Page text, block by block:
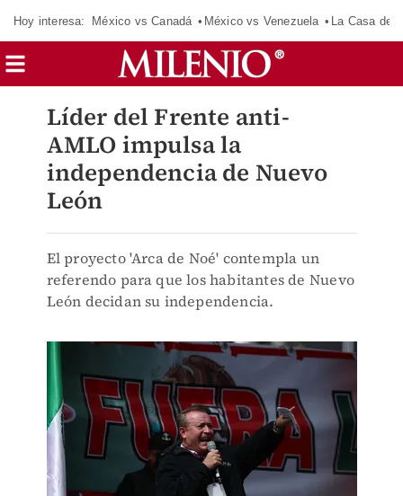
Hoy interesa: México vs Canadá México vs Venezuela La Casa de
Líder del Frente anti-
AMLO impulsa la
independencia de Nuevo
León
El proyecto 'Arca de Noé' contempla un
referendo para que los habitantes de Nuevo
León decidan su independencia.